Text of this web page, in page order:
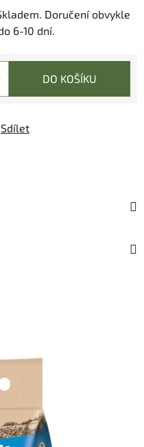
Doručení obvykle
6-10 dní.
DO KOŠÍKU
Sdílet